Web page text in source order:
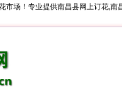
市场！专业提供南昌县网上订花,